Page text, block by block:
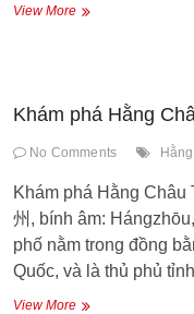
View MoreHappy
Khám phá Hằng
No Comments
Khám phá Hằng Châu
州, bính âm:
phố nằm trong đồng
Quốc, và là thủ phủ
View MoreKhám